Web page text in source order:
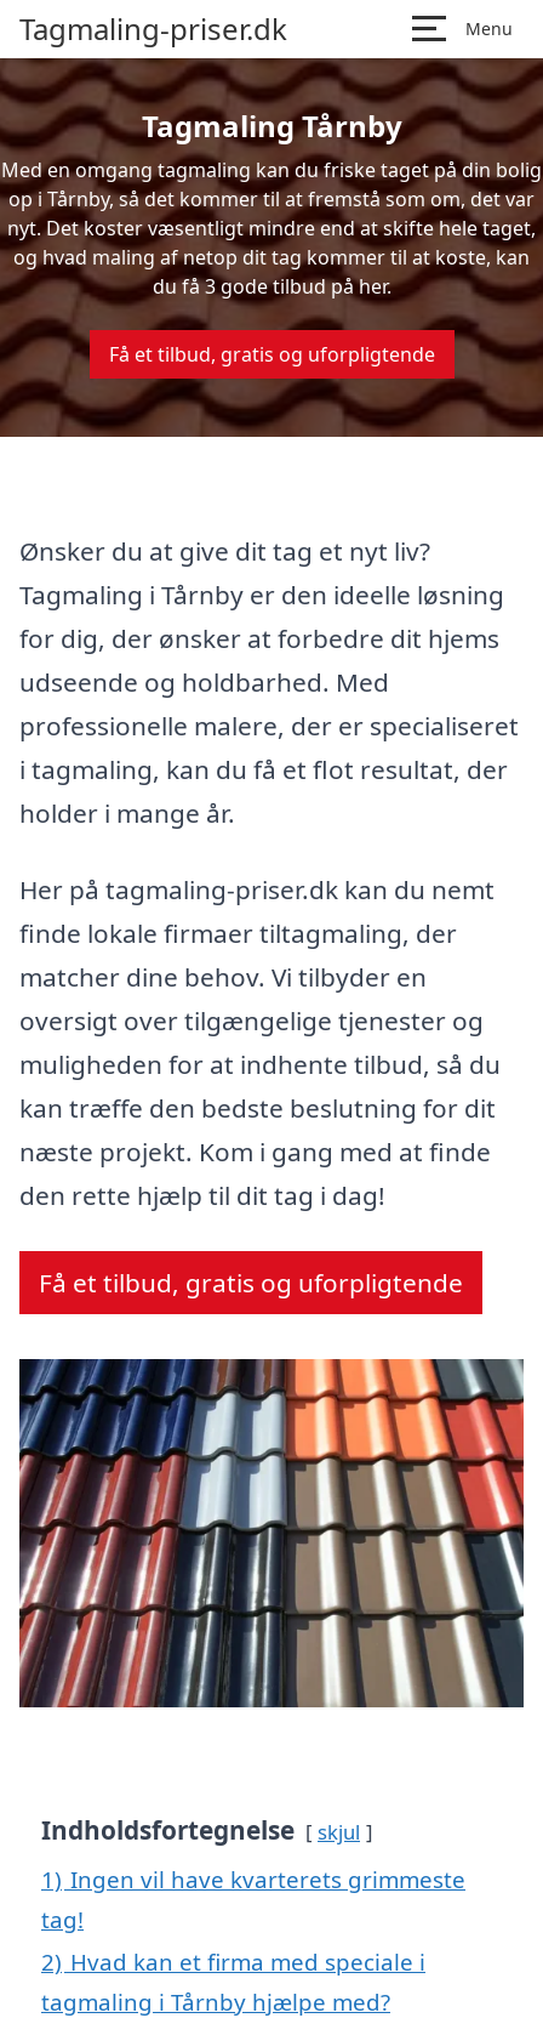
Tagmaling-priser.dk Menu
Tagmaling Tårnby
Med en omgang tagmaling kan du friske taget på din bolig
op i Tårnby, så det kommer til at fremstå som om, det var
nyt. Det koster væsentligt mindre end at skifte hele taget,
og hvad maling af netop dit tag kommer til at koste, kan
du få 3 gode tilbud på her.
Få et tilbud, gratis og uforpligtende
Ønsker du at give dit tag et nyt liv?
Tagmaling i Tårnby er den ideelle løsning
for dig, der ønsker at forbedre dit hjems
udseende og holdbarhed. Med
professionelle malere, der er specialiseret
i tagmaling, kan du få et flot resultat, der
holder i mange år.
Her på tagmaling-priser.dk kan du nemt
finde lokale firmaer tiltagmaling, der
matcher dine behov. Vi tilbyder en
oversigt over tilgængelige tjenester og
muligheden for at indhente tilbud, så du
kan træffe den bedste beslutning for dit
næste projekt. Kom i gang med at finde
den rette hjælp til dit tag i dag!
Få et tilbud, gratis og uforpligtende
Indholdsfortegnelse skjul
1) Ingen vil have kvarterets grimmeste
tag!
2) Hvad kan et firma med speciale i
tagmaling i Tårnby hjælpe med?